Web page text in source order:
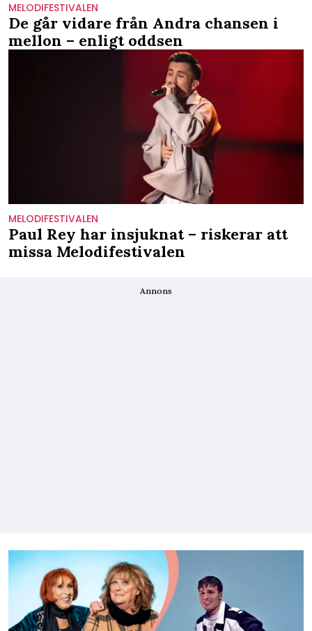
MELODIFESTIVALEN
De går vidare från Andra chansen i
mellon – enligt oddsen
MELODIFESTIVALEN
Paul Rey har insjuknat – riskerar att
missa Melodifestivalen
Annons